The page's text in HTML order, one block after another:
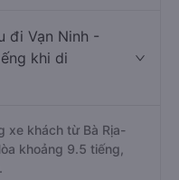
đi Vạn Ninh -
khi di
xe khách từ Bà Rịa-
khoảng 9.5 tiếng,